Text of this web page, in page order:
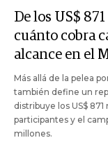
De los US$
cuánto cobra
alcance en el
Más allá de la pelea
también define un
distribuye los US$
participantes y el
millones.